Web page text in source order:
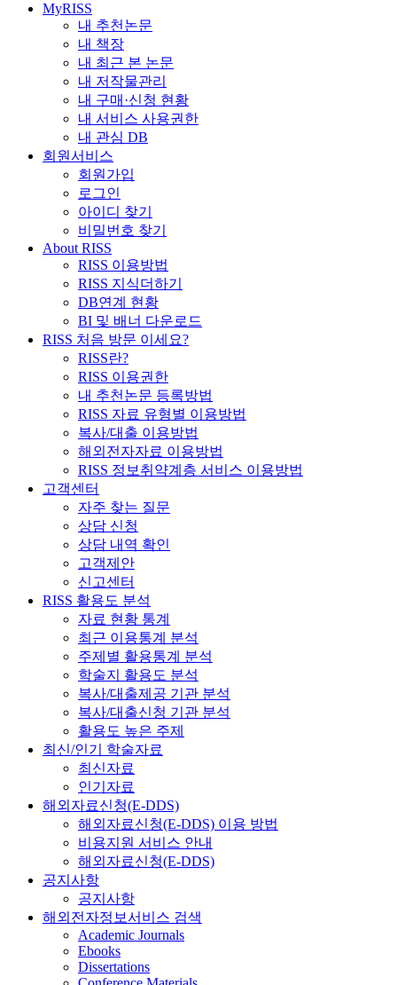
MyRISS
내 추천논문
내 책장
내 최근 본 논문
내 저작물관리
내 구매·신청 현황
내 서비스 사용권한
내 관심 DB
회원서비스
회원가입
로그인
아이디 찾기
비밀번호 찾기
About RISS
RISS 이용방법
RISS 지식더하기
DB연계 현황
BI 및 배너 다운로드
RISS 처음 방문 이세요?
RISS란?
RISS 이용권한
내 추천논문 등록방법
RISS 자료 유형별 이용방법
복사/대출 이용방법
해외전자자료 이용방법
RISS 정보취약계층 서비스 이용방법
고객센터
자주 찾는 질문
상담 신청
상담 내역 확인
고객제안
신고센터
RISS 활용도 분석
자료 현황 통계
최근 이용통계 분석
주제별 활용통계 분석
학술지 활용도 분석
복사/대출제공 기관 분석
복사/대출신청 기관 분석
활용도 높은 주제
최신/인기 학술자료
최신자료
인기자료
해외자료신청(E-DDS)
해외자료신청(E-DDS) 이용 방법
비용지원 서비스 안내
해외자료신청(E-DDS)
공지사항
공지사항
해외전자정보서비스 검색
Academic Journals
Ebooks
Dissertations